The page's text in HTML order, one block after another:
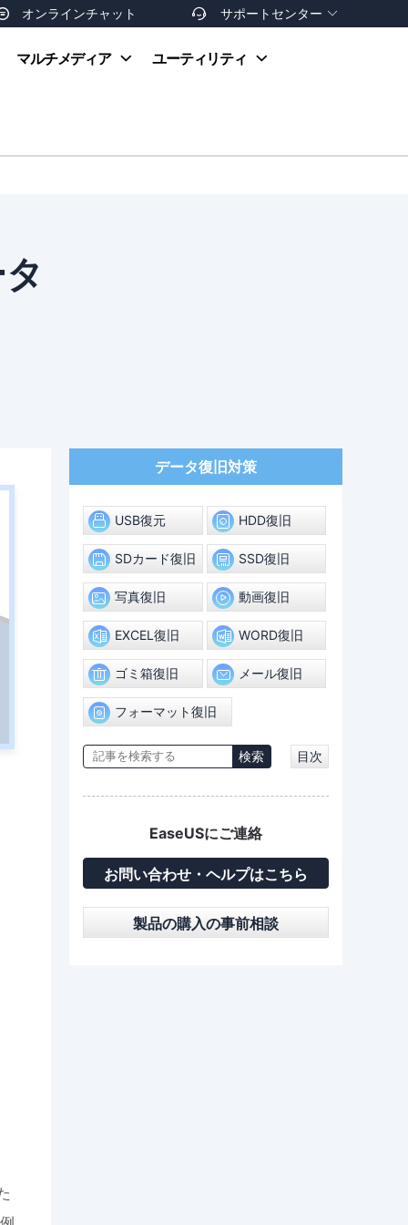
オンラインチャット  サポートセンター 
お支払い方法
マルチメディア ユーティリティ
データ復旧対策
USB復元 HDD復旧
SDカード復旧 SSD復旧
写真復旧 動画復旧
EXCEL復旧 WORD復旧
ゴミ箱復旧 メール復旧
フォーマット復旧
目次
EaseUSにご連絡
お問い合わせ・ヘルプはこちら
製品の購入の事前相談